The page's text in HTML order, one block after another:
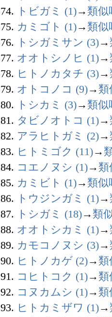
74.
トビガミ (1)→ 類似
75. カミゴト (1)→ 類似
76.
トシガミサン (3)→
77. オオトシノヒ (1)→
78. ヒトノカタチ (3)→
79. オトコノコ (9)→ 類
80.
トシカミ (3)→ 類似
81. タビノオトコ (1)→
82. アラヒトガミ (2)→
83. ヒトミゴク (11)→
84. コエノヌシ (1)→ 類
85. カミビト (1)→ 類似
86.
トウジンガミ (1)→
87.
トシガミ (18)→ 類
88. オオトシカミ (1)→
89. カモコノヌシ (3)→
90. ヒトノカゲ (2)→ 類
91. コヒトコク (1)→ 類
92. コヌカムシ (1)→ 類
93. ヒトカミザワ (1)→